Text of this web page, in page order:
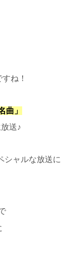
ね！
」
送♪
シャルな放送に